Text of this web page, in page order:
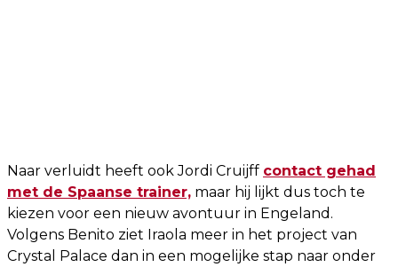
Naar verluidt heeft ook Jordi Cruijff contact gehad
met de Spaanse trainer, maar hij lijkt dus toch te
kiezen voor een nieuw avontuur in Engeland.
Volgens Benito ziet Iraola meer in het project van
Crystal Palace dan in een mogelijke stap naar onder